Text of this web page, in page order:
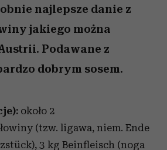
najlepsze danie z
jakiego można
Podawane z
dobrym sosem.
około 2
(tzw. ligawa, niem. Ende
3 kg Beinfleisch (noga